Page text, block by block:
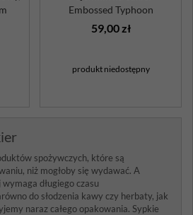
Embossed Typhoon
59,00 zł
produkt niedostępny
spożywczych, które są
niż mogłoby się wydawać. A
długiego czasu
do słodzenia kawy czy herbaty, jak
naraz całego opakowania. Sypkie